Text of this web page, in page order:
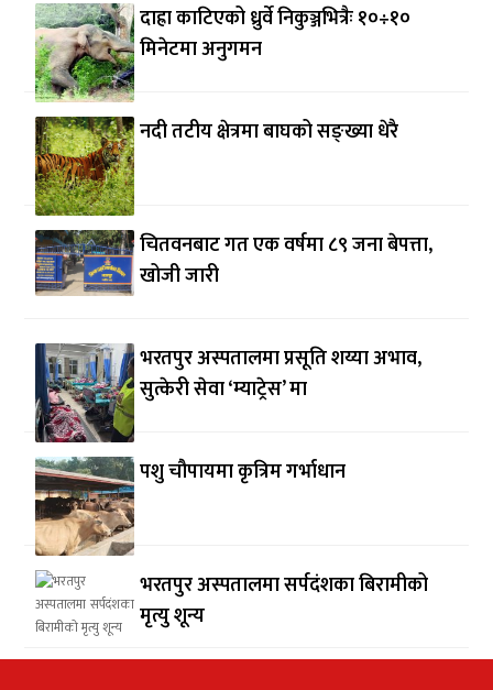
दाह्रा काटिएको ध्रुर्वे निकुञ्जभित्रैः १०÷१०
मिनेटमा अनुगमन
नदी तटीय क्षेत्रमा बाघको सङ्ख्या धेरै
चितवनबाट गत एक वर्षमा ८९ जना बेपत्ता,
खोजी जारी
भरतपुर अस्पतालमा प्रसूति शय्या अभाव,
सुत्केरी सेवा ‘म्याट्रेस’ मा
पशु चौपायमा कृत्रिम गर्भाधान
भरतपुर अस्पतालमा सर्पदंशका बिरामीको
मृत्यु शून्य